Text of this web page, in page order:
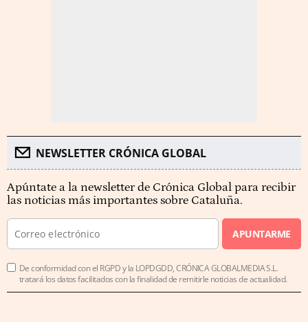
NEWSLETTER CRÓNICA GLOBAL
Apúntate a la newsletter de Crónica Global para recibir
las noticias más importantes sobre Cataluña.
APUNTARME
De conformidad con el RGPD y la LOPDGDD, CRÓNICA GLOBALMEDIA S.L.
tratará los datos facilitados con la finalidad de remitirle noticias de actualidad.